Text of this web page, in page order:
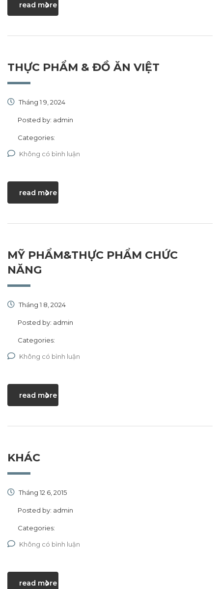
read more
THỰC PHẨM & ĐỒ ĂN VIỆT
Tháng 1 9, 2024
Posted by: admin
Categories:
Không có bình luận
read more
MỸ PHẨM&THỰC PHẨM CHỨC
NĂNG
Tháng 1 8, 2024
Posted by: admin
Categories:
Không có bình luận
read more
KHÁC
Tháng 12 6, 2015
Posted by: admin
Categories:
Không có bình luận
read more